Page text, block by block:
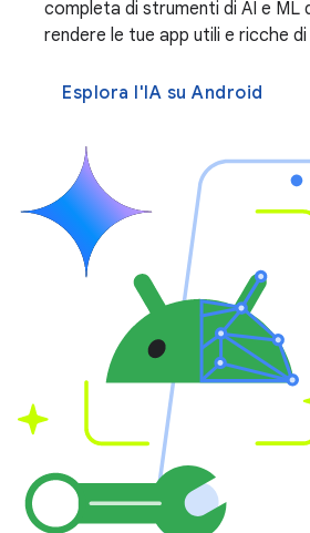
completa di strumenti di AI e ML
rendere le tue app utili e ricche
Esplora l'IA su Android